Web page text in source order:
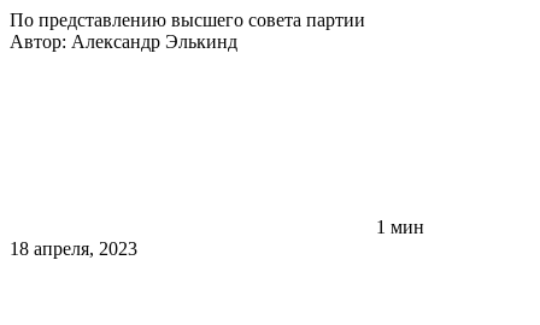
По представлению высшего совета партии
Автор: Александр Элькинд
1 мин
18 апреля, 2023